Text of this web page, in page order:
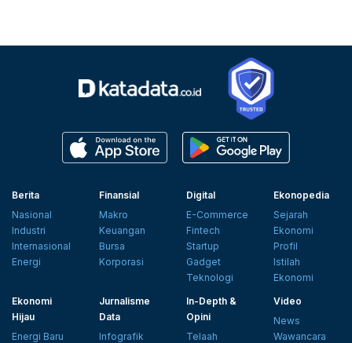
Berita
Nasional
Industri
Internasional
Energi
Finansial
Makro
Keuangan
Bursa
Korporasi
Digital
E-Commerce
Fintech
Startup
Gadget
Teknologi
Ekonopedia
Sejarah
Ekonomi
Profil
Istilah
Ekonomi
Ekonomi
Hijau
Energi Baru
Jurnalisme
Data
Infografik
In-Depth &
Opini
Telaah
Video
News
Wawancara